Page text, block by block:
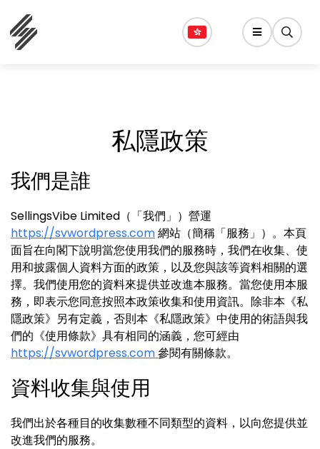
私隱政策
我們是誰
SellingsVibe Limited（「我們」）營運
https://svwordpress.com網站（簡稱「服務」）。本頁
面旨在向閣下說明當您使用我們的服務時，我們在收集、使
用和披露個人資料方面的政策，以及您與該等資料相關的選
擇。我們使用您的資料來提供並改進本服務。當您使用本服
務，即表示您同意按照本政策收集和使用資訊。除非本《私
隱政策》另有定義，否則本《私隱政策》中使用的術語與我
們的《使用條款》具有相同的涵義，您可經由
https://svwordpress.com參閱有關條款。
資料收集與使用
我們出於各種目的收集數種不同類型的資料，以向您提供並
改進我們的服務。